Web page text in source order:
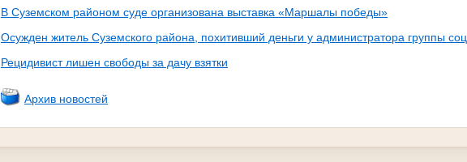
В Суземском районом суде организована выставка «Маршалы победы»
Осужден житель Суземского района, похитивший деньги у администратора группы
Рецидивист лишен свободы за дачу взятки
Архив новостей